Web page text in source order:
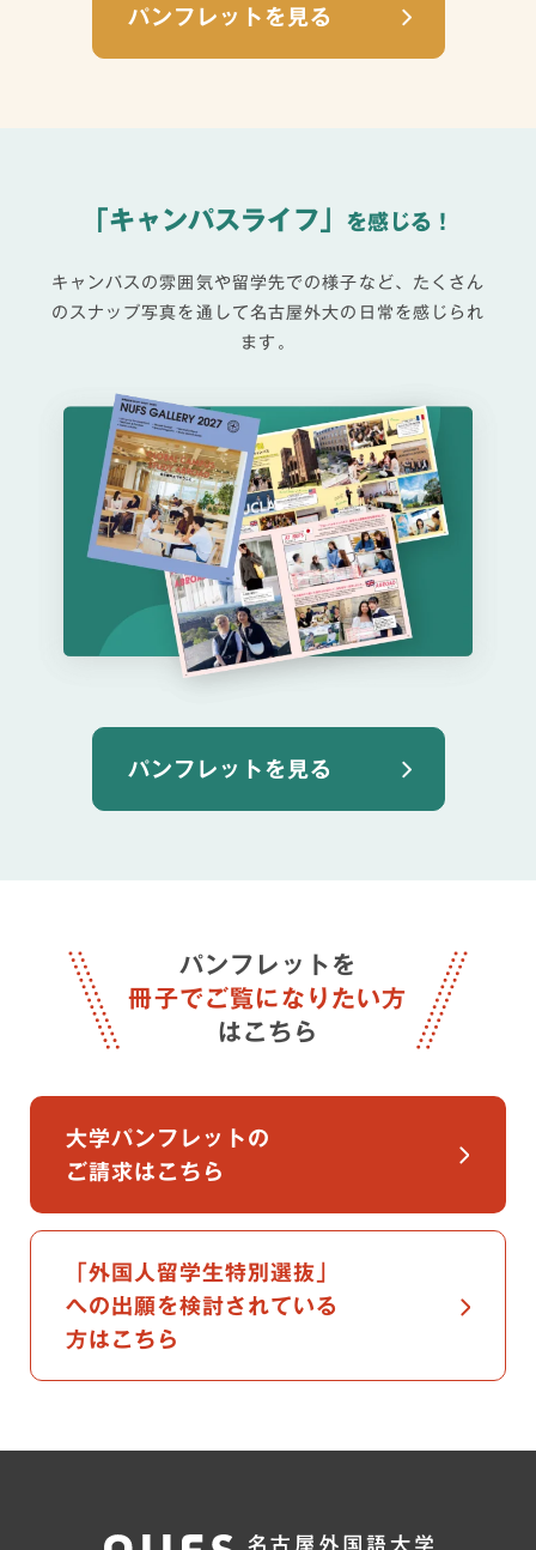
パンフレットを⾒る
「キャ ンパスライ フ を感 じる ！
キャンパスの雰囲気や留学先での様子など、たくさん
のスナップ写真を通して名古屋外大の日常を感じられ
ます。
パンフレットを⾒る
パンフレットを
冊子でご覧になりたい方
はこちら
大学パンフレットの
ご請求はこちら
「外国人留学生特別選抜」
への出願を検討されている
方はこちら